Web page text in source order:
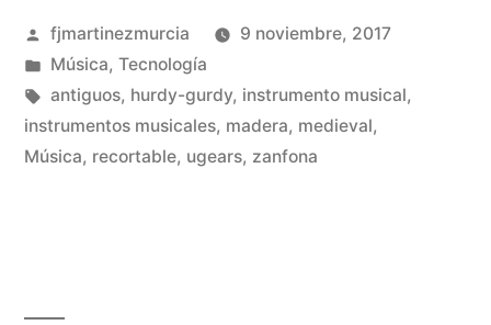
Publicado
por
fjmartinezmurcia
9 noviembre, 2017
Publicado
en
Música, Tecnología
Etiquetas:
antiguos, hurdy-gurdy, instrumento musical,
instrumentos musicales, madera, medieval,
Música, recortable, ugears, zanfona